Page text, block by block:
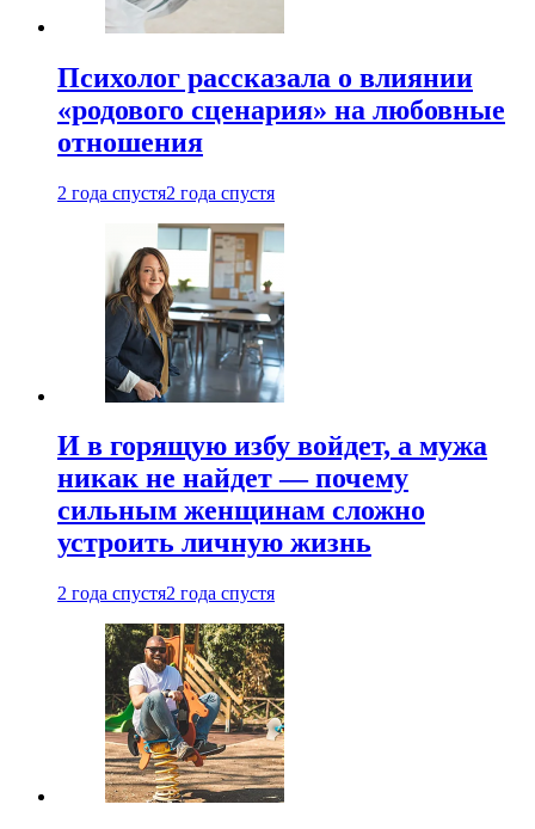
Психолог рассказала о влиянии
«родового сценария» на любовные
отношения
2 года спустя2 года спустя
И в горящую избу войдет, а мужа
никак не найдет — почему
сильным женщинам сложно
устроить личную жизнь
2 года спустя2 года спустя